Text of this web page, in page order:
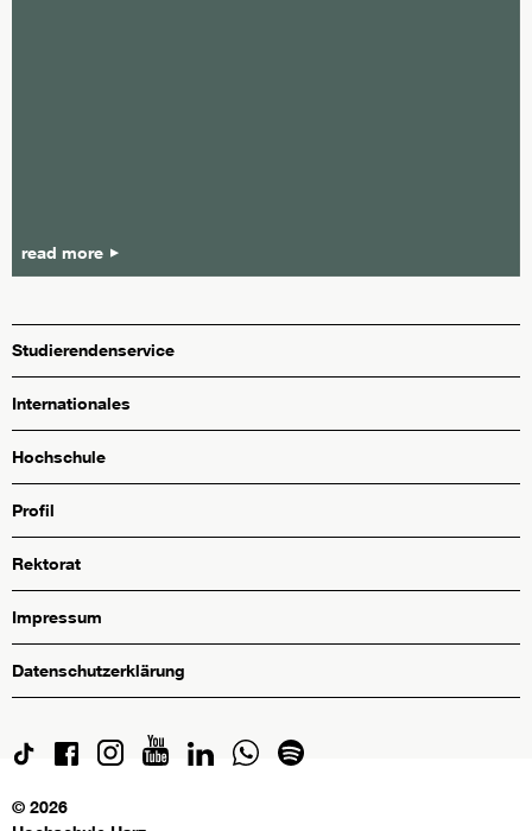
read more
Studierendenservice
Internationales
Hochschule
Profil
Rektorat
Impressum
Datenschutzerklärung
© 2026